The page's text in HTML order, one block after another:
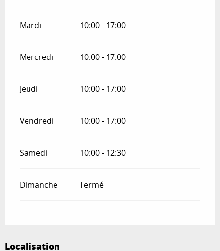
Mardi 10:00 - 17:00
Mercredi 10:00 - 17:00
Jeudi 10:00 - 17:00
Vendredi 10:00 - 17:00
Samedi 10:00 - 12:30
Dimanche Fermé
Localisation